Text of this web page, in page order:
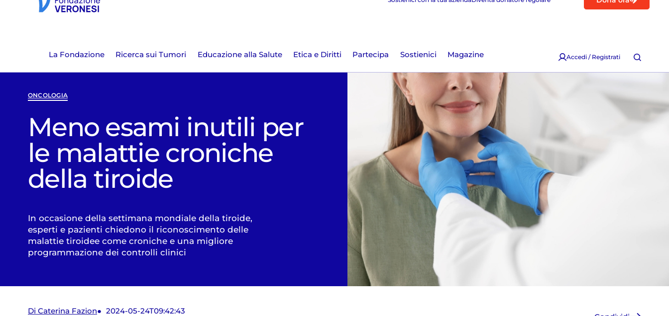
La Fondazione Ricerca sui Tumori Educazione alla Salute Etica e Diritti Partecipa Sostienici Magazine Accedi / Registrati
ONCOLOGIA
Meno esami inutili per
le malattie croniche
della tiroide
In occasione della settimana mondiale della tiroide,
esperti e pazienti chiedono il riconoscimento delle
malattie tiroidee come croniche e una migliore
programmazione dei controlli clinici
Di Caterina Fazion 2024-05-24T09:42:43